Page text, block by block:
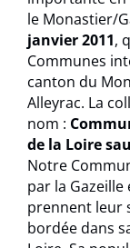
le Monastier/
janvier 2011,
Communes
canton du
Alleyrac. La
nom :
de la Loire
Notre
par la
prennent leur
bordée dans